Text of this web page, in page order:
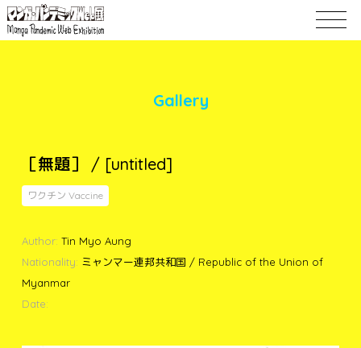
Gallery
［無題］ / [untitled]
ワクチン Vaccine
Author: Tin Myo Aung
Nationality: ミャンマー連邦共和国 / Republic of the Union of
Myanmar
Date: